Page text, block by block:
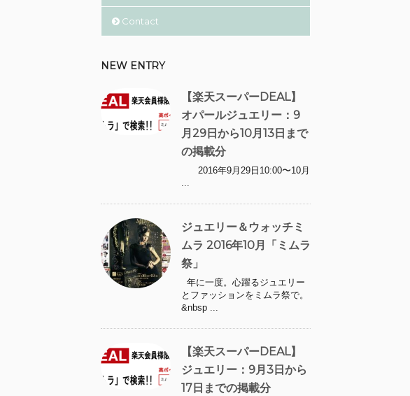
Contact
NEW ENTRY
【楽天スーパーDEAL】
オパールジュエリー：9
月29日から10月13日まで
の掲載分
2016年9月29日10:00〜10月
...
ジュエリー＆ウォッチミ
ムラ 2016年10月「ミムラ
祭」
年に一度。心躍るジュエリー
とファッションをミムラ祭で。
&nbsp ...
【楽天スーパーDEAL】
ジュエリー：9月3日から
17日までの掲載分